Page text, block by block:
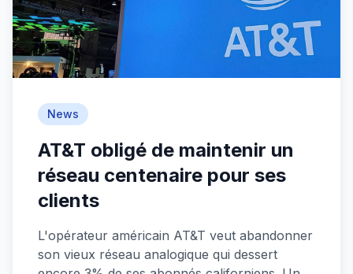
News
AT&T obligé de maintenir un
réseau centenaire pour ses
clients
L'opérateur américain AT&T veut abandonner
son vieux réseau analogique qui dessert